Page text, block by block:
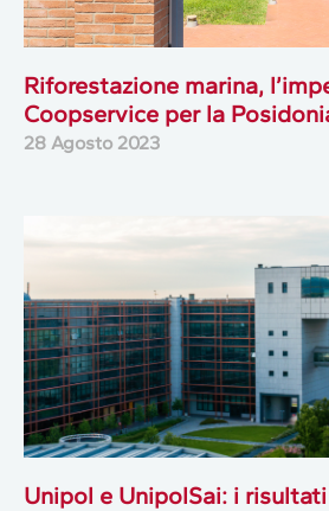
Riforestazione marina,
Coopservice per la
28 Agosto 2023
Unipol e UnipolSai: i